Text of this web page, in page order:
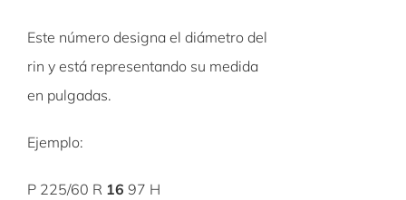
Este número designa el diámetro del
rin y está representando su medida
en pulgadas.
Ejemplo:
P 225/60 R 16 97 H